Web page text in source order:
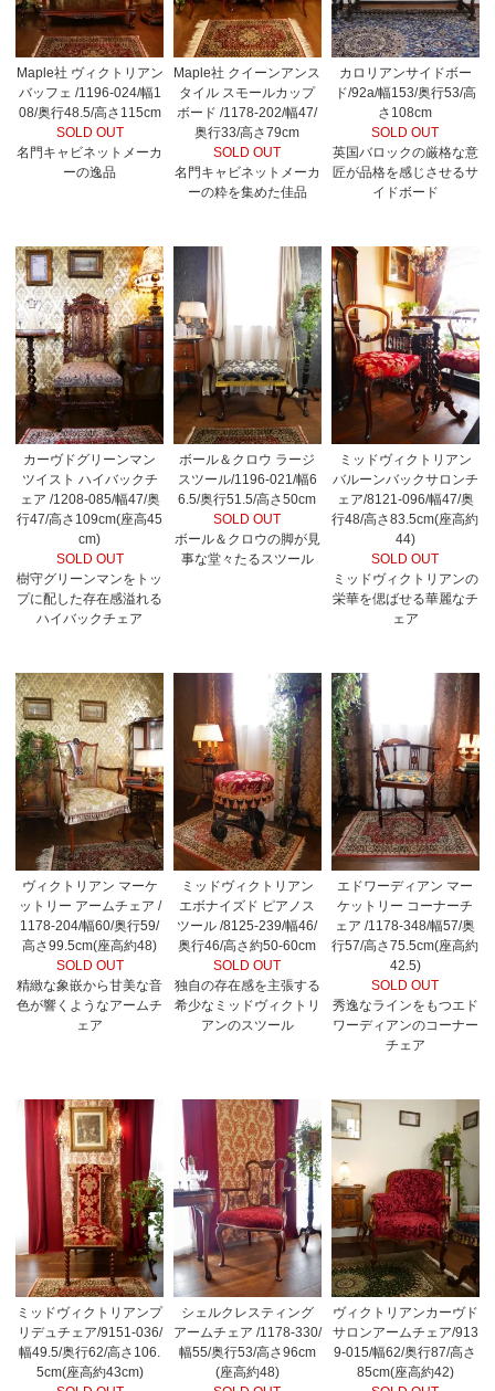
Maple社 ヴィクトリアン
バッフェ /1196-024/幅1
08/奥行48.5/高さ115cm
SOLD OUT
名門キャビネットメーカ
ーの逸品
Maple社 クイーンアンス
タイル スモールカップ
ボード /1178-202/幅47/
奥行33/高さ79cm
SOLD OUT
名門キャビネットメーカ
ーの粋を集めた佳品
カロリアンサイドボー
ド/92a/幅153/奥行53/高
さ108cm
SOLD OUT
英国バロックの厳格な意
匠が品格を感じさせるサ
イドボード
カーヴドグリーンマン
ツイスト ハイバックチ
ェア /1208-085/幅47/奥
行47/高さ109cm(座高45
cm)
SOLD OUT
樹守グリーンマンをトッ
プに配した存在感溢れる
ハイバックチェア
ボール＆クロウ ラージ
スツール/1196-021/幅6
6.5/奥行51.5/高さ50cm
SOLD OUT
ボール＆クロウの脚が見
事な堂々たるスツール
ミッドヴィクトリアン
バルーンバックサロンチ
ェア/8121-096/幅47/奥
行48/高さ83.5cm(座高約
44)
SOLD OUT
ミッドヴィクトリアンの
栄華を偲ばせる華麗なチ
ェア
ヴィクトリアン マーケ
ットリー アームチェア /
1178-204/幅60/奥行59/
高さ99.5cm(座高約48)
SOLD OUT
精緻な象嵌から甘美な音
色が響くようなアームチ
ェア
ミッドヴィクトリアン
エボナイズド ピアノス
ツール /8125-239/幅46/
奥行46/高さ約50-60cm
SOLD OUT
独自の存在感を主張する
希少なミッドヴィクトリ
アンのスツール
エドワーディアン マー
ケットリー コーナーチ
ェア /1178-348/幅57/奥
行57/高さ75.5cm(座高約
42.5)
SOLD OUT
秀逸なラインをもつエド
ワーディアンのコーナー
チェア
ミッドヴィクトリアンプ
リデュチェア/9151-036/
幅49.5/奥行62/高さ106.
5cm(座高約43cm)
シェルクレスティング
アームチェア /1178-330/
幅55/奥行53/高さ96cm
(座高約48)
ヴィクトリアンカーヴド
サロンアームチェア/913
9-015/幅62/奥行87/高さ
85cm(座高約42)